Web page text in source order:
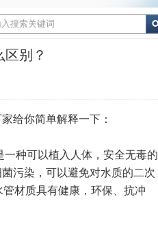
别？
给你简单解释一下：
一种可以植入人体，安全无毒的
污染，可以避免对水质的二次
材质具有健康，环保、抗冲